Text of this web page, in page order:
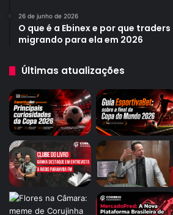
26 de junho de 2026
O que é a Ebinex e por que
migrando para ela em 2026
Últimas atualizações